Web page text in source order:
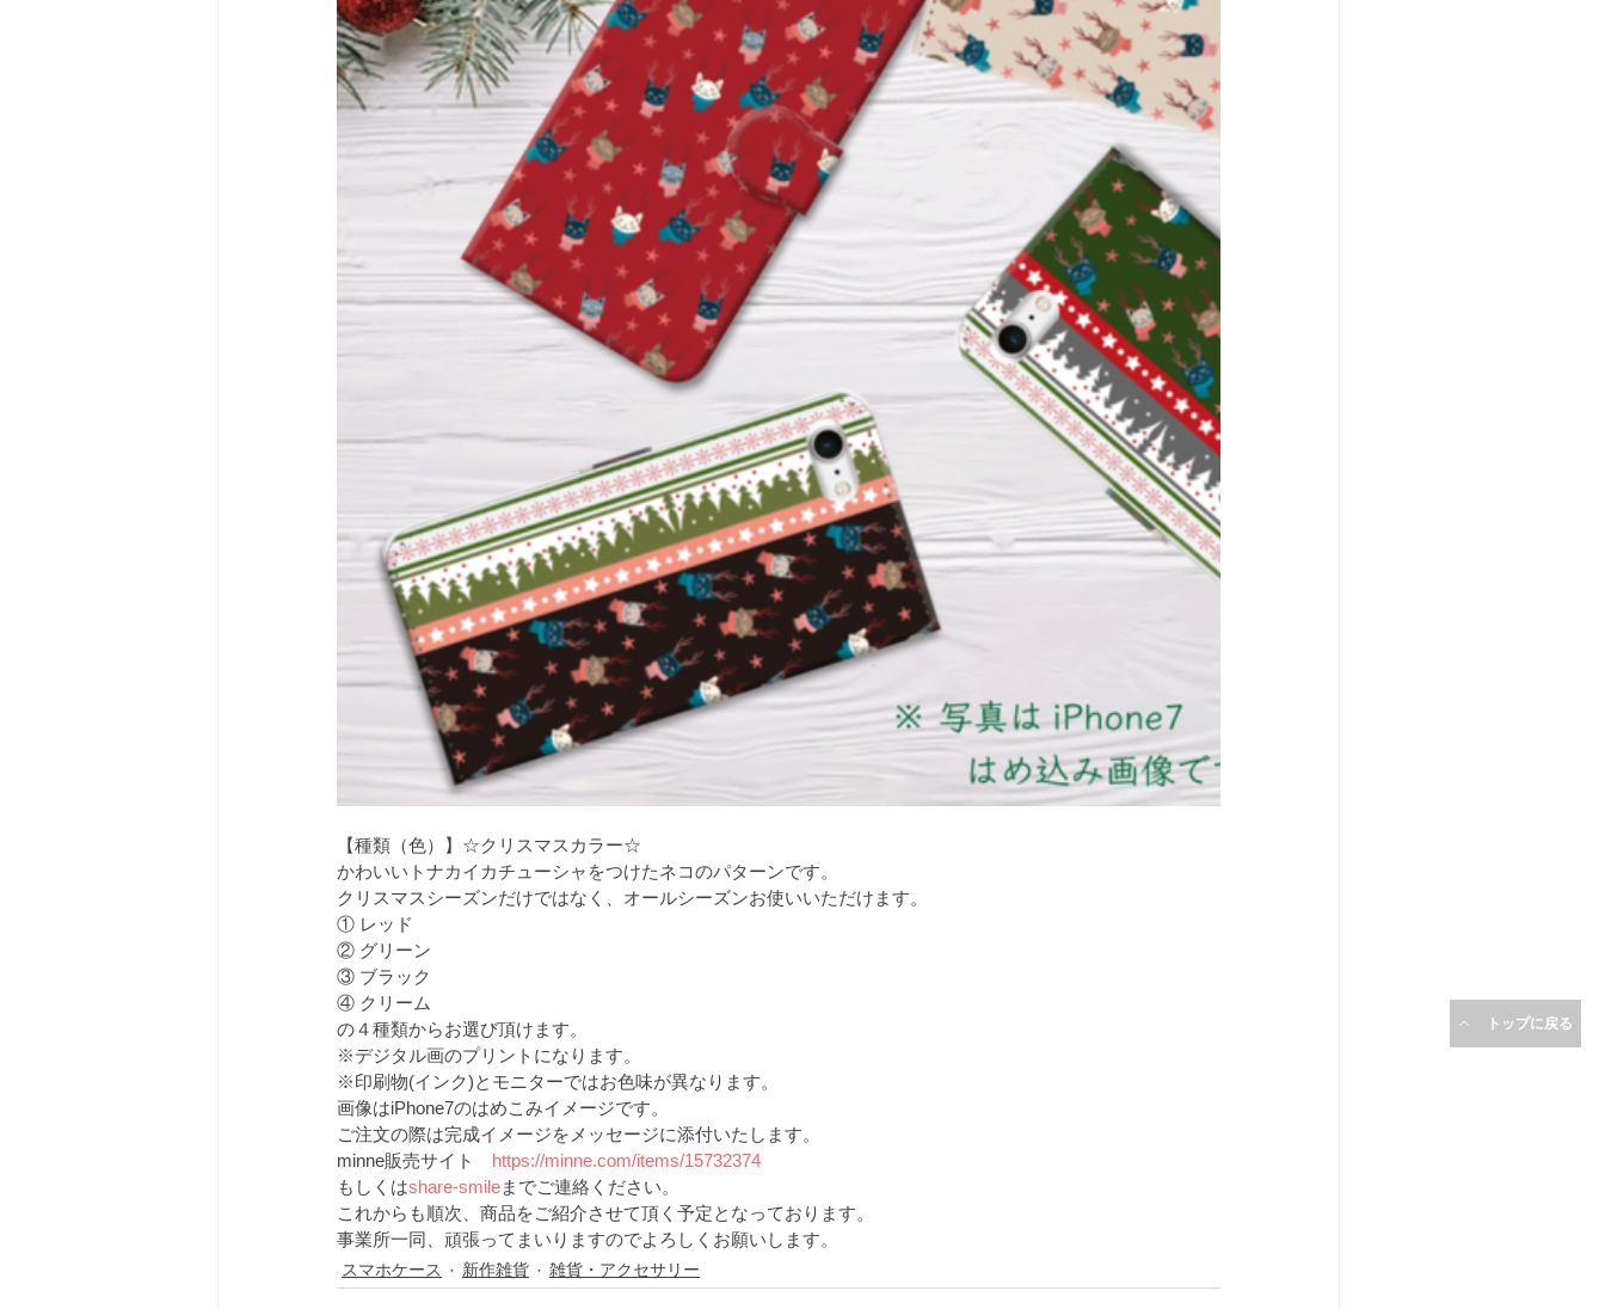
トップに戻る
【種類（色）】☆クリスマスカラー☆
かわいいトナカイカチューシャをつけたネコのパターンです。
クリスマスシーズンだけではなく、オールシーズンお使いいただけます。
① レッド
② グリーン
③ ブラック
④ クリーム
の４種類からお選び頂けます。
※デジタル画のプリントになります。
※印刷物(インク)とモニターではお色味が異なります。
画像はiPhone7のはめこみイメージです。
ご注文の際は完成イメージをメッセージに添付いたします。
minne販売サイト https://minne.com/items/15732374
もしくはshare-smileまでご連絡ください。
これからも順次、商品をご紹介させて頂く予定となっております。
事業所一同、頑張ってまいりますのでよろしくお願いします。
スマホケース 新作雑貨 雑貨・アクセサリー